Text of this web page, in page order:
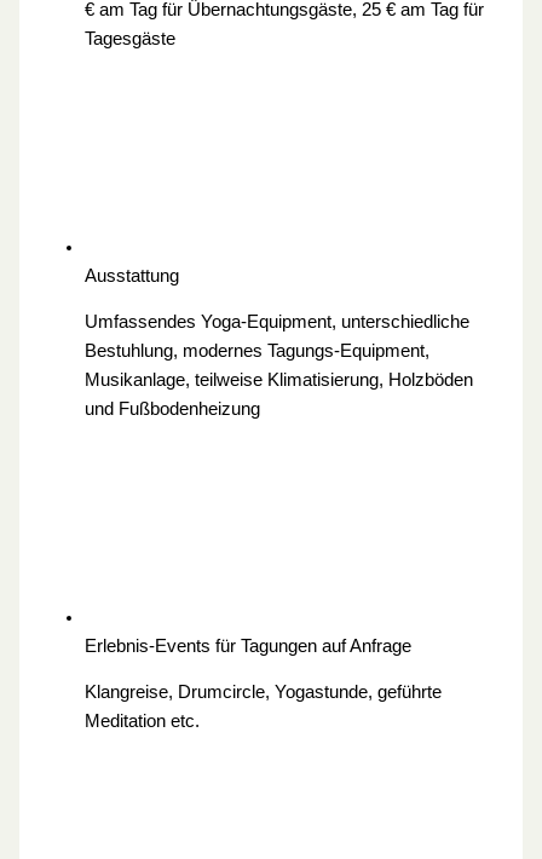
€ am Tag für Übernachtungsgäste, 25 € am Tag für
Tagesgäste
Ausstattung
Umfassendes Yoga-Equipment, unterschiedliche
Bestuhlung, modernes Tagungs-Equipment,
Musikanlage, teilweise Klimatisierung, Holzböden
und Fußbodenheizung
Erlebnis-Events für Tagungenauf Anfrage
Klangreise, Drumcircle, Yogastunde, geführte
Meditation etc.